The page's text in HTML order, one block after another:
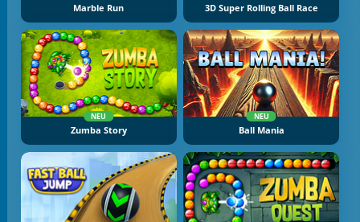
Marble Run 3D Super Rolling Ball Race
NEU
Zumba Story
NEU
Ball Mania